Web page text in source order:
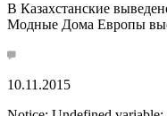
В Казахстанские
Модные Дома Европы
10.11.2015